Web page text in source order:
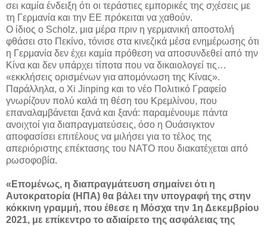
σει καμία ένδειξη ότι οι τεράστιες εμπορικές της σχέσεις με
τη Γερμανία και την ΕΕ πρόκειται να χαθούν.
Ο ίδιος ο Scholz, μια μέρα πριν η γερμανική αποστολή
φθάσει στο Πεκίνο, τόνισε στα κινεζικά μέσα ενημέρωσης ότι
η Γερμανία δεν έχει καμία πρόθεση να αποσυνδεθεί από την
Κίνα και δεν υπάρχει τίποτα που να δικαιολογεί τις…
«εκκλήσεις ορισμένων για απομόνωση της Κίνας».
Παράλληλα, ο Xi Jinping και το νέο Πολιτικό Γραφείο
γνωρίζουν πολύ καλά τη θέση του Κρεμλίνου, που
επαναλαμβάνεται ξανά και ξανά: παραμένουμε πάντα
ανοιχτοί για διαπραγματεύσεις, όσο η Ουάσιγκτον
αποφασίσει επιτέλους να μιλήσει για το τέλος της
απεριόριστης επέκτασης του ΝΑΤΟ που διακατέχεται από
ρωσοφοβία.
«Επομένως, η διαπραγμάτευση σημαίνει ότι η
Αυτοκρατορία (ΗΠΑ) θα βάλει την υπογραφή της στην
κόκκινη γραμμή, που έθεσε η Μόσχα την 1η Δεκεμβρίου
2021, με επίκεντρο το αδιαίρετο της ασφάλειας της